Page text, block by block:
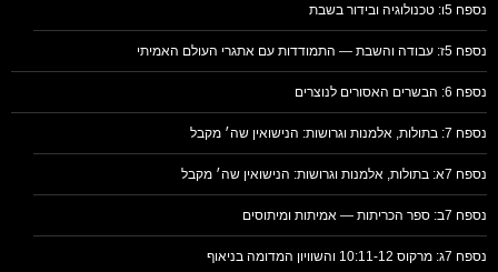
נספח 5ו: טכנולוגיה ובידור בשבת
נספח 5ז: עבודה והשבת — התמודדות עם אתגרי העולם האמיתי
נספח 6: הבשרים האסורים לנוצרים
נספח 7: בתולות, אלמנות וגרושות: הנישואין שה׳ מקבל
נספח 7א: בתולות, אלמנות וגרושות: הנישואין שה׳ מקבל
נספח 7ב: ספר הכריתות — אמיתות ומיתוסים
נספח 7ג: מרקוס 10:11-12 והשוויון המדומה בניאוף